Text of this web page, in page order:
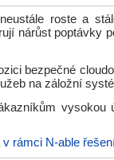
roste a
nárůst poptávky
bezpečné
na záložní
vysokou
rámci N-able